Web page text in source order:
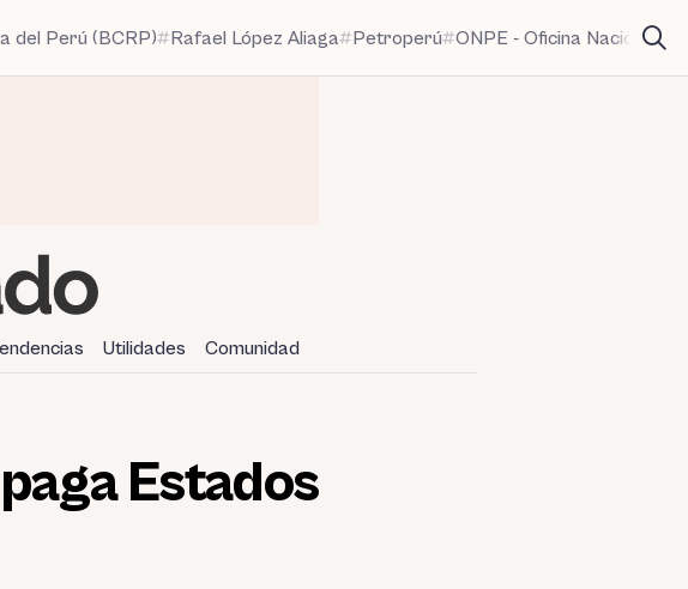
del Perú (BCRP) Rafael López Aliaga Petroperú ONPE - Oficina Nacional
Utilidades Comunidad
Estados